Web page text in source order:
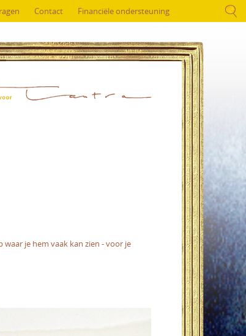
Contact Financiële ondersteuning
je hem vaak kan zien - voor je